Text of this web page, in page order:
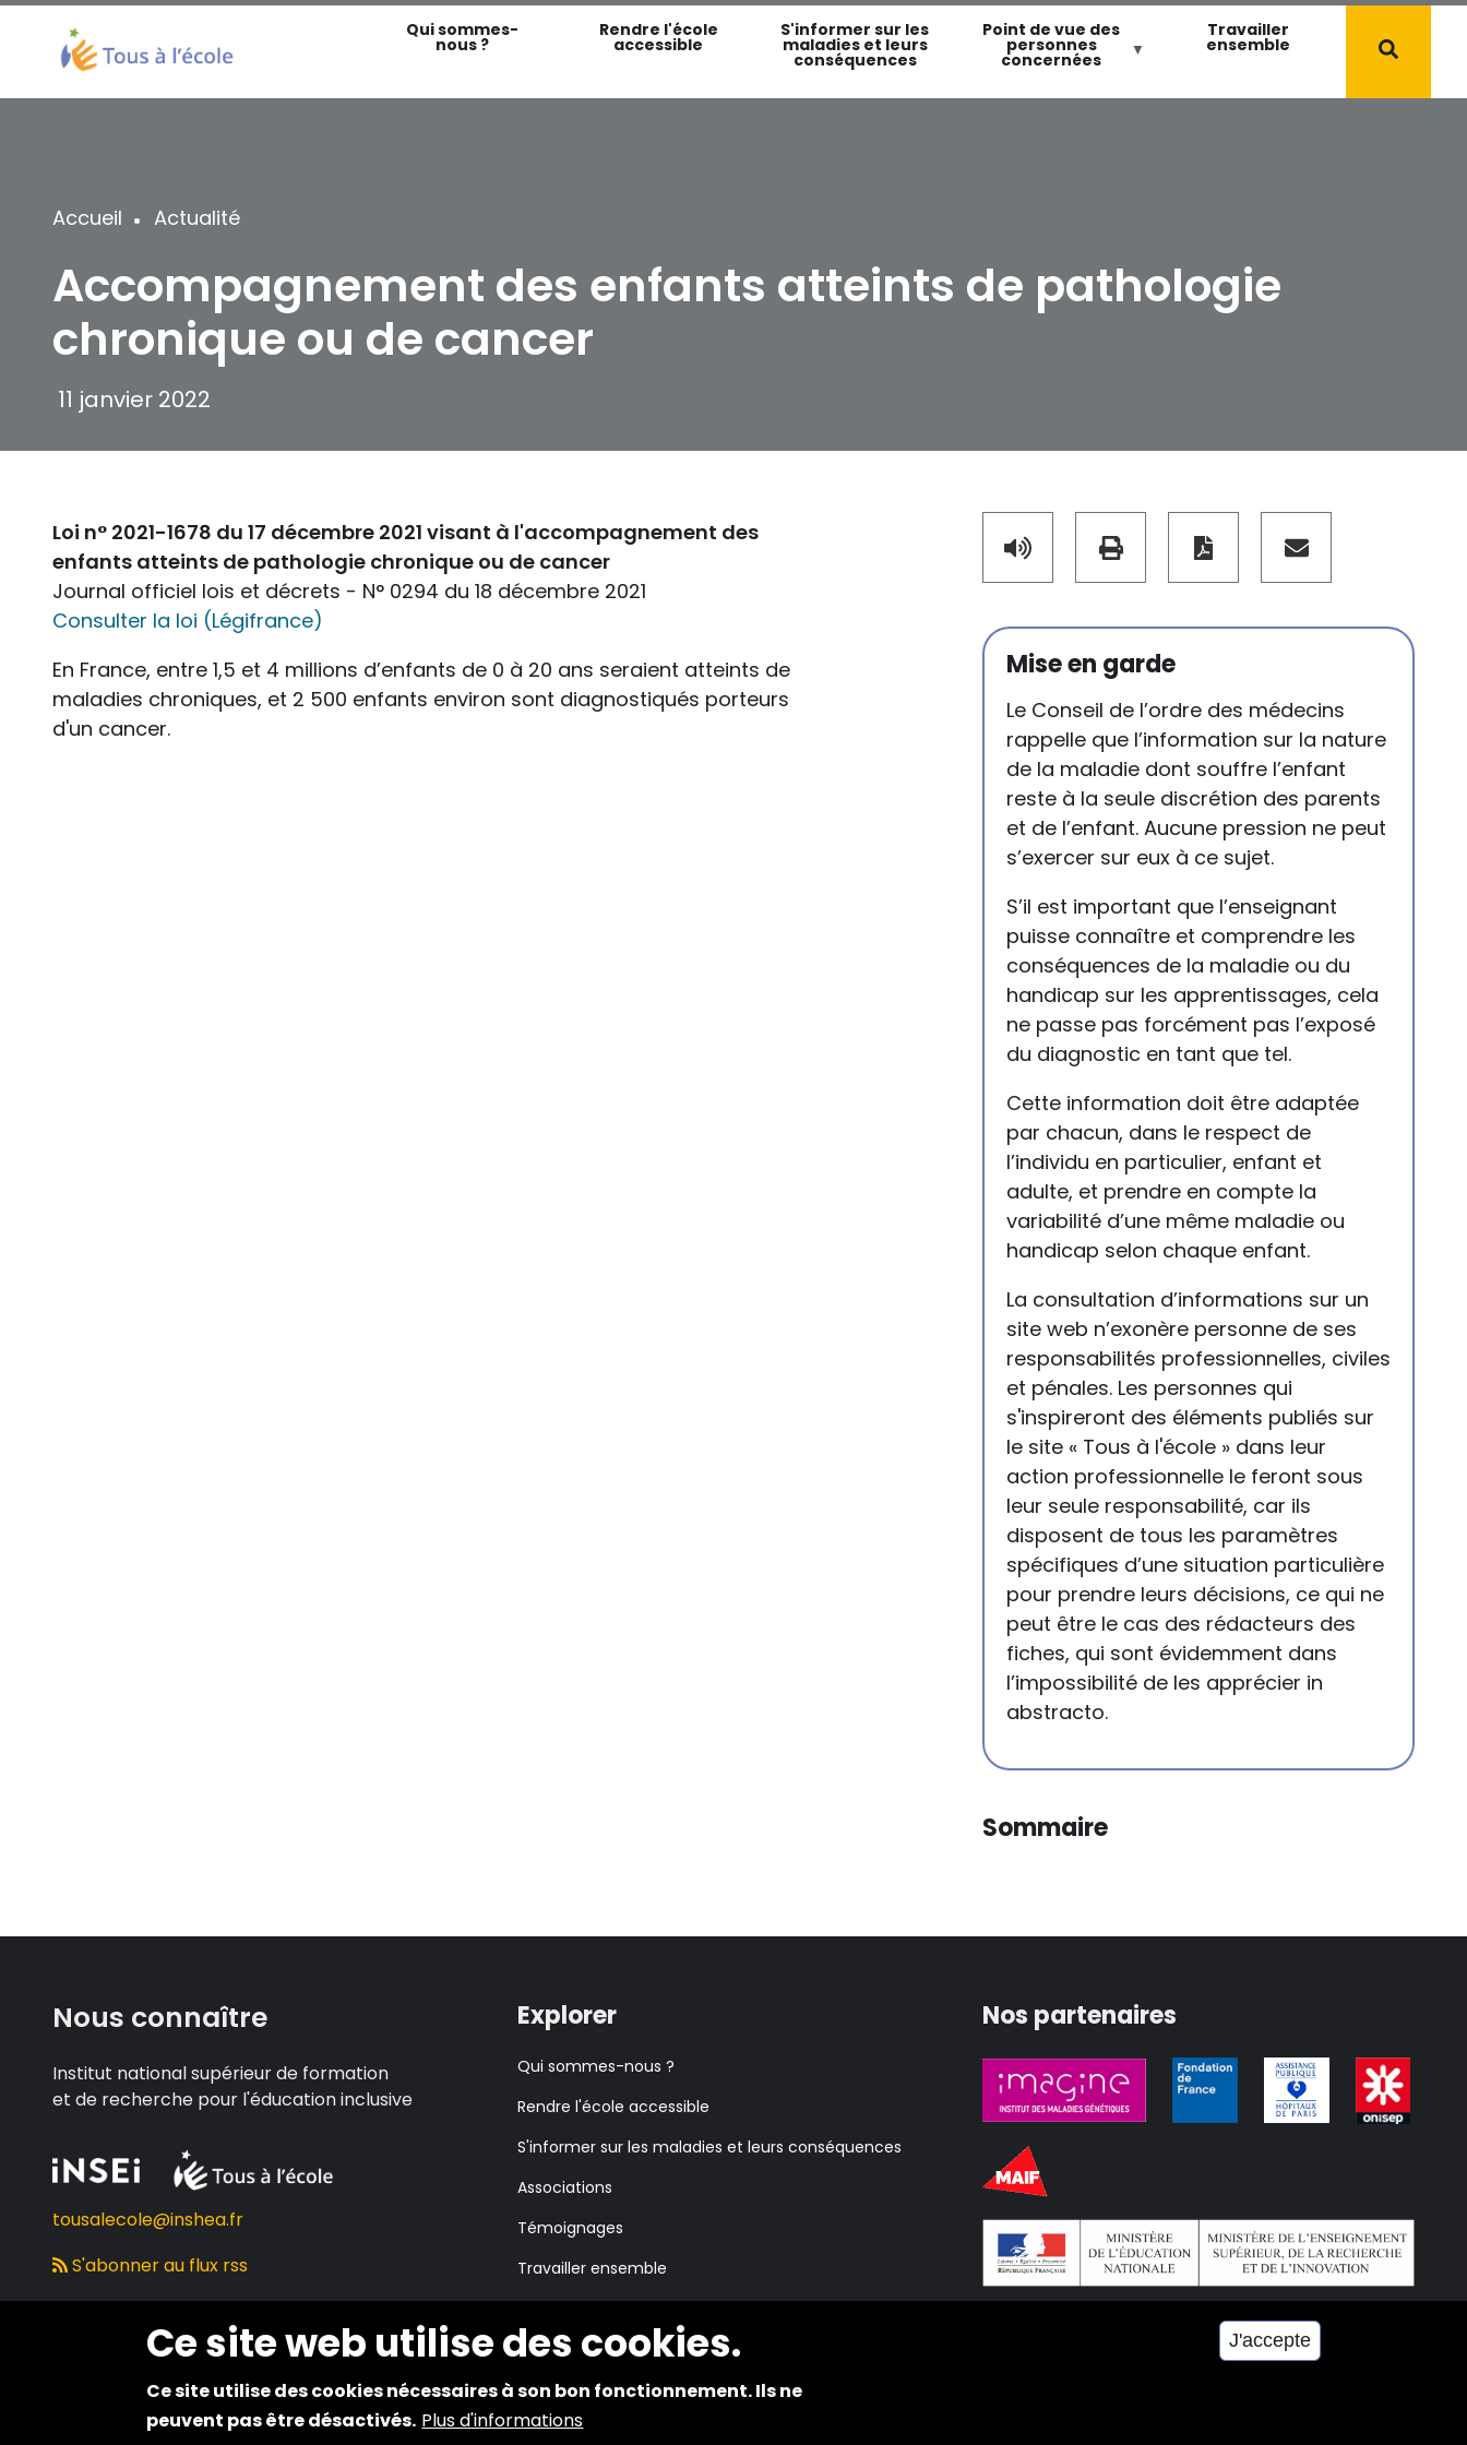
Ce site web utilise des cookies.
Ce site utilise des cookies nécessaires à son bon fonctionnement. Ils ne
peuvent pas être désactivés. Plus d'informations
J'accepte
Aller
contenu
principal
Qui sommes-
nous ?
Rendre l'école
accessible
S'informer sur les
maladies et leurs
conséquences
Point de vue des
personnes
concernées
Travailler
ensemble
Fil
d'Ariane
Accueil Actualité
Accompagnement des enfants atteints de pathologie
chronique ou de cancer
11 janvier 2022
Loi n° 2021-1678 du 17 décembre 2021 visant à l'accompagnement des
enfants atteints de pathologie chronique ou de cancer
Journal officiel lois et décrets - N° 0294 du 18 décembre 2021
Consulter la loi (Légifrance)
En France, entre 1,5 et 4 millions d’enfants de 0 à 20 ans seraient atteints de
maladies chroniques, et 2 500 enfants environ sont diagnostiqués porteurs
d'un cancer.
Mise en garde
Le Conseil de l’ordre des médecins
rappelle que l’information sur la nature
de la maladie dont souffre l’enfant
reste à la seule discrétion des parents
et de l’enfant. Aucune pression ne peut
s’exercer sur eux à ce sujet.
S’il est important que l’enseignant
puisse connaître et comprendre les
conséquences de la maladie ou du
handicap sur les apprentissages, cela
ne passe pas forcément pas l’exposé
du diagnostic en tant que tel.
Cette information doit être adaptée
par chacun, dans le respect de
l’individu en particulier, enfant et
adulte, et prendre en compte la
variabilité d’une même maladie ou
handicap selon chaque enfant.
La consultation d’informations sur un
site web n’exonère personne de ses
responsabilités professionnelles, civiles
et pénales. Les personnes qui
s'inspireront des éléments publiés sur
le site « Tous à l'école » dans leur
action professionnelle le feront sous
leur seule responsabilité, car ils
disposent de tous les paramètres
spécifiques d’une situation particulière
pour prendre leurs décisions, ce qui ne
peut être le cas des rédacteurs des
fiches, qui sont évidemment dans
l’impossibilité de les apprécier in
abstracto.
Sommaire
Nous connaître
Institut national supérieur de formation
et de recherche pour l'éducation inclusive
tousalecole@inshea.fr
S'abonner au flux rss
Explorer
Qui sommes-nous ?
Rendre l'école accessible
S'informer sur les maladies et leurs conséquences
Associations
Témoignages
Travailler ensemble
Nos partenaires
2024 © Copyright INSEI. Tous droits réservés